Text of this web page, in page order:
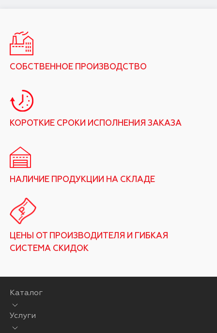
СОБСТВЕННОЕ ПРОИЗВОДСТВО
КОРОТКИЕ СРОКИ ИСПОЛНЕНИЯ ЗАКАЗА
НАЛИЧИЕ ПРОДУКЦИИ НА СКЛАДЕ
ЦЕНЫ ОТ ПРОИЗВОДИТЕЛЯ И ГИБКАЯ
СИСТЕМА СКИДОК
Каталог
Услуги